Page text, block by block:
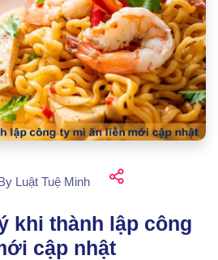
Luật Tuệ Minh
khi thành lập công
cập nhật